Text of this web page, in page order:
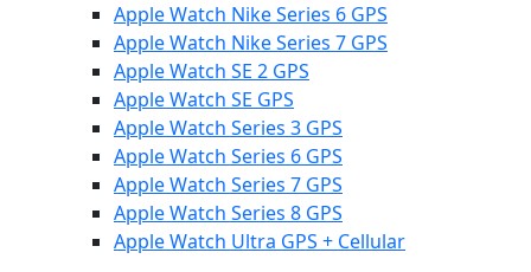
Apple Watch Nike Series 6 GPS
Apple Watch Nike Series 7 GPS
Apple Watch SE 2 GPS
Apple Watch SE GPS
Apple Watch Series 3 GPS
Apple Watch Series 6 GPS
Apple Watch Series 7 GPS
Apple Watch Series 8 GPS
Apple Watch Ultra GPS + Cellular